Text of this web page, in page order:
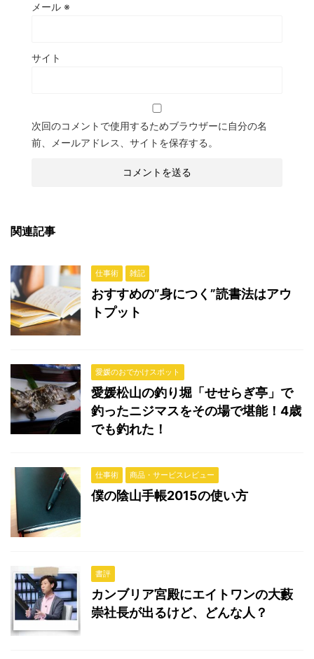
メール ※
サイト
次回のコメントで使用するためブラウザーに自分の名
前、メールアドレス、サイトを保存する。
関連記事
仕事術 雑記
おすすめの”身につく”読書法はアウ
トプット
愛媛のおでかけスポット
愛媛松山の釣り堀「せせらぎ亭」で
釣ったニジマスをその場で堪能！4歳
でも釣れた！
仕事術 商品・サービスレビュー
僕の陰山手帳2015の使い方
書評
カンブリア宮殿にエイトワンの大藪
崇社長が出るけど、どんな人？